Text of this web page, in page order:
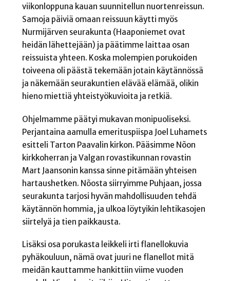
viikonloppuna kauan suunnitellun nuortenreissun.
Samoja päiviä omaan reissuun käytti myös
Nurmijärven seurakunta (Haaponiemet ovat
heidän lähettejään) ja päätimme laittaa osan
reissuista yhteen. Koska molempien porukoiden
toiveena oli päästä tekemään jotain käytännössä
ja näkemään seurakuntien elävää elämää, olikin
hieno miettiä yhteistyökuvioita ja retkiä.
Ohjelmamme päätyi mukavan monipuoliseksi.
Perjantaina aamulla emerituspiispa Joel Luhamets
esitteli Tarton Paavalin kirkon. Pääsimme Nõon
kirkkoherran ja Valgan rovastikunnan rovastin
Mart Jaansonin kanssa sinne pitämään yhteisen
hartaushetken. Nõosta siirryimme Puhjaan, jossa
seurakunta tarjosi hyvän mahdollisuuden tehdä
käytännön hommia, ja ulkoa löytyikin lehtikasojen
siirtelyä ja tien paikkausta.
Lisäksi osa porukasta leikkeli irti flanellokuvia
pyhäkouluun, nämä ovat juuri ne flanellot mitä
meidän kauttamme hankittiin viime vuoden